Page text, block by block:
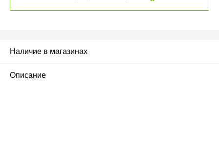
Наличие в магазинах
Описание